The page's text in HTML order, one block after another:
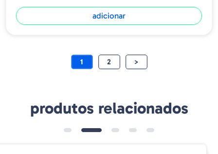
adicionar
1 2 >
produtos relacionados